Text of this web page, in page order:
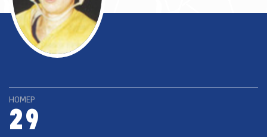
НОМЕР
29